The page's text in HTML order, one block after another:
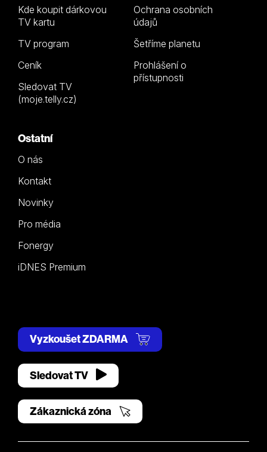
Kde koupit dárkovou
TV kartu
TV program
Ceník
Sledovat TV
(moje.telly.cz)
Ochrana osobních
údajů
Šetříme planetu
Prohlášení o
přístupnosti
Ostatní
O nás
Kontakt
Novinky
Pro média
Fonergy
iDNES Premium
Vyzkoušet ZDARMA
Sledovat TV
Zákaznická zóna